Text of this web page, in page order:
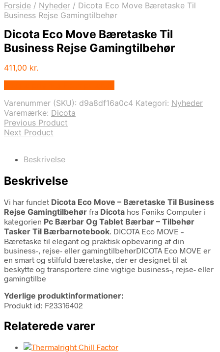
Forside / Nyheder / Dicota Eco Move Bæretaske Til
Business Rejse Gamingtilbehør
Dicota Eco Move Bæretaske Til
Business Rejse Gamingtilbehør
411,00 kr.
Varenummer (SKU): d9a8df16a0c4 Kategori: Nyheder
Varemærke: Dicota
Previous Product
Next Product
Beskrivelse
Beskrivelse
Vi har fundet Dicota Eco Move – Bæretaske Til Business
Rejse Gamingtilbehør fra Dicota hos Føniks Computer i
kategorien Pc Bærbar Og Tablet Bærbar – Tilbehør
Tasker Til Bærbarnotebook. DICOTA Eco MOVE –
Bæretaske til elegant og praktisk opbevaring af din
business-, rejse- eller gamingtilbehørDICOTA Eco MOVE er
en smart og stilfuld bæretaske, der er designet til at
beskytte og transportere dine vigtige business-, rejse- eller
gamingtilbe
Yderlige produktinformationer:
Produkt id: F23316402
Relaterede varer